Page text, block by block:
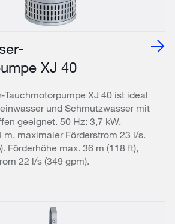
XJ 40
Tauchmotorpumpe XJ 40 ist ideal
und Schmutzwasser mit
geeignet. 50 Hz: 3,7 kW.
m, maximaler Förderstrom 23 l/s.
Förderhöhe max. 36 m (118 ft),
22 l/s (349 gpm).